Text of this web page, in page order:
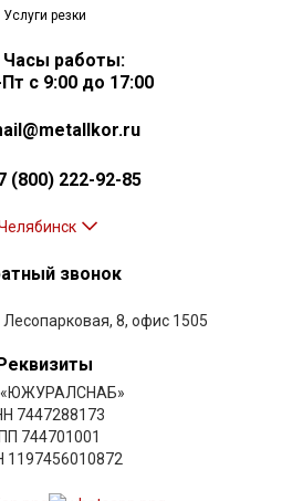
Услуги резки
Часы работы:
с 9:00 до 17:00
(800) 222-92-85
звонок
Лесопарковая, 8, офис 1505
7447288173
744701001
1197456010872